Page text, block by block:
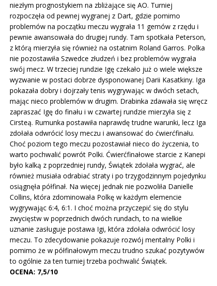
niezłym prognostykiem na zbliżające się AO. Turniej
rozpoczęła od pewnej wygranej z Dart, gdzie pomimo
problemów na początku meczu wygrała 11 gemów z rzędu i
pewnie awansowała do drugiej rundy. Tam spotkała Peterson,
z którą mierzyła się również na ostatnim Roland Garros. Polka
nie pozostawiła Szwedce złudzeń i bez problemów wygrała
swój mecz. W trzeciej rundzie Igę czekało już o wiele większe
wyzwanie w postaci dobrze dysponowanej Darii Kasatkiny. Iga
pokazała dobry i dojrzały tenis wygrywając w dwóch setach,
mając nieco problemów w drugim. Drabinka zdawała się wręcz
zapraszać Igę do finału i w czwartej rundzie mierzyła się z
Cirsteą. Rumunka postawiła naprawdę trudne warunki, lecz Iga
zdołała odwrócić losy meczu i awansować do ćwierćfinału.
Choć poziom tego meczu pozostawiał nieco do życzenia, to
warto pochwalić powrót Polki. Ćwierćfinałowe starcie z Kanepi
było kalką z poprzedniej rundy, Świątek zdołała wygrać, ale
również musiała odrabiać straty i po trzygodzinnym pojedynku
osiągnęła półfinał. Na więcej jednak nie pozwoliła Danielle
Collins, która zdominowała Polkę w każdym elemencie
wygrywając 6:4, 6:1. I choć można przyczepić się do stylu
zwycięstw w poprzednich dwóch rundach, to na wielkie
uznanie zasługuje postawa Igi, która zdołała odwrócić losy
meczu. To zdecydowanie pokazuje rozwój mentalny Polki i
pomimo że w półfinałowym meczu trudno szukać pozytywów
to ogólnie za ten turniej trzeba pochwalić Świątek.
OCENA: 7,5/10